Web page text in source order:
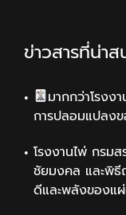
ข่าวสารที่น่าส
มากกว่าโรง
การปลอมแปลง
โรงงานไพ่ กรม
ชัยมงคล และพิธี
ดีและพลังของแผ่